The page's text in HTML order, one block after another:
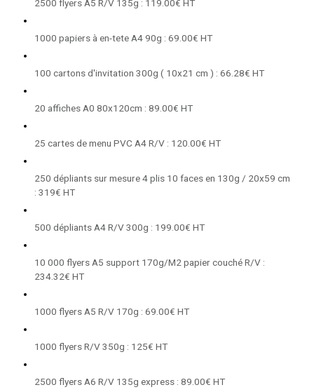
2500 flyers A5 R/V 135g : 119.00€ HT
1000 papiers à en-tete A4 90g : 69.00€ HT
100 cartons d'invitation 300g ( 10x21 cm ) : 66.28€ HT
20 affiches A0 80x120cm : 89.00€ HT
25 cartes de menu PVC A4 R/V : 120.00€ HT
250 dépliants sur mesure 4 plis 10 faces en 130g / 20x59 cm
: 319€ HT
500 dépliants A4 R/V 300g : 199.00€ HT
10 000 flyers A5 support 170g/M2 papier couché R/V :
234.32€ HT
1000 flyers A5 R/V 170g : 69.00€ HT
1000 flyers R/V 350g : 125€ HT
2500 flyers A6 R/V 135g express : 89.00€ HT